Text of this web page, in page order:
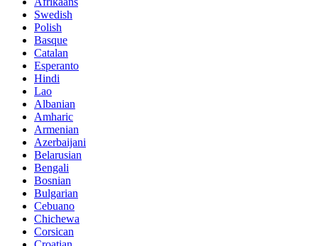
Swedish
Polish
Basque
Catalan
Esperanto
Hindi
Lao
Albanian
Amharic
Armenian
Azerbaijani
Belarusian
Bengali
Bosnian
Bulgarian
Cebuano
Chichewa
Corsican